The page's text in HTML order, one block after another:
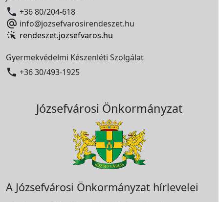
 +36 80/204-618
 info@jozsefvarosirendeszet.hu
rendeszet.jozsefvaros.hu
Gyermekvédelmi Készenléti Szolgálat
 +36 30/493-1925
Józsefvárosi Önkormányzat
A Józsefvárosi Önkormányzat hírlevelei